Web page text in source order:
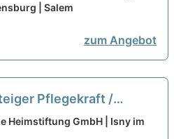
| Salem
zum Angebot
Pflegekraft /
(m/w/d) neu
Heimstiftung GmbH | Isny im